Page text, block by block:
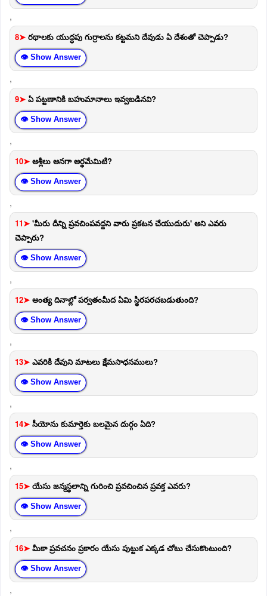
,
8➤ రథాలకు యుద్ధపు గుర్రాలను కట్టమని దేవుడు ఏ దేశంతో చెప్పాడు?
👁 Show Answer
,
9➤ ఏ పట్టణానికి బహుమానాలు ఇవ్వబడినవి?
👁 Show Answer
,
10➤ అశ్లీలు అనగా అర్థమేమిటి?
👁 Show Answer
,
11➤ 'మీరు దీన్ని ప్రవచింపవద్దని వారు ప్రకటన చేయుదురు' అని ఎవరు
చెప్పారు?
👁 Show Answer
,
12➤ అంత్య దినాల్లో పర్వతంమీద ఏమి స్థిరపరచబడుతుంది?
👁 Show Answer
,
13➤ ఎవరికి దేవుని మాటలు క్షేమసాధనములు?
👁 Show Answer
,
14➤ సీయోను కుమార్తెకు బలమైన దుర్గం ఏది?
👁 Show Answer
,
15➤ యేసు జన్మస్థలాన్ని గురించి ప్రవచించిన ప్రవక్త ఎవరు?
👁 Show Answer
,
16➤ మీకా ప్రవచనం ప్రకారం యేసు పుట్టుక ఎక్కడ చోటు చేసుకొంటుంది?
👁 Show Answer
,